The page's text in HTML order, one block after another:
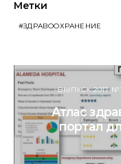
Метки
ЗДРАВООХРАНЕНИЕ
ВЫПУСК 2017
Атлас
портал